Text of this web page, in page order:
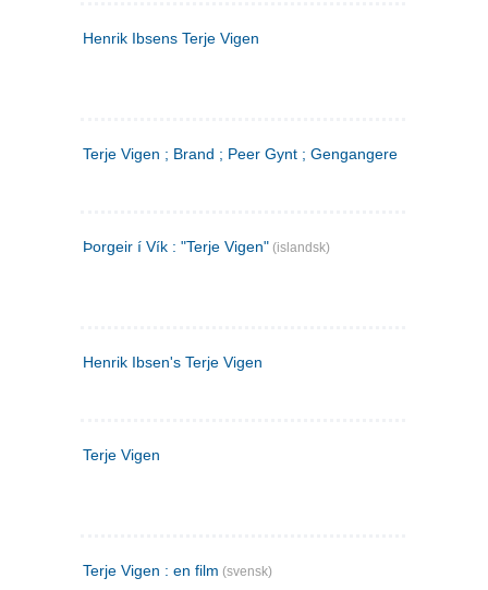
Henrik Ibsens Terje Vigen
Terje Vigen ; Brand ; Peer Gynt ; Gengangere
Þorgeir í Vík : "Terje Vigen" (islandsk)
Henrik Ibsen's Terje Vigen
Terje Vigen
Terje Vigen : en film (svensk)